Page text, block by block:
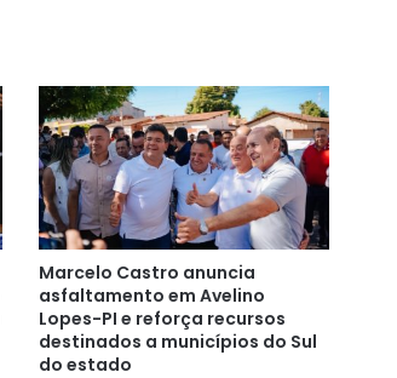
Marcelo Castro anuncia
asfaltamento em Avelino
Lopes-PI e reforça recursos
destinados a municípios do Sul
do estado